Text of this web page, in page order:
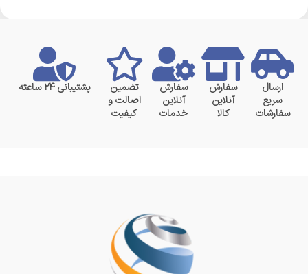
ارسال
سریع
سفارشات
سفارش
آنلاین
کالا
سفارش
آنلاین
خدمات
تضمین
اصالت و
کیفیت
پشتیبانی ۲۴ ساعته